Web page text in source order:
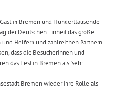
in Bremen und Hunderttausende
der Deutschen Einheit das große
Helfern und zahlreichen Partnern
dass die Besucherinnen und
das Fest in Bremen als "sehr
Bremen wieder ihre Rolle als